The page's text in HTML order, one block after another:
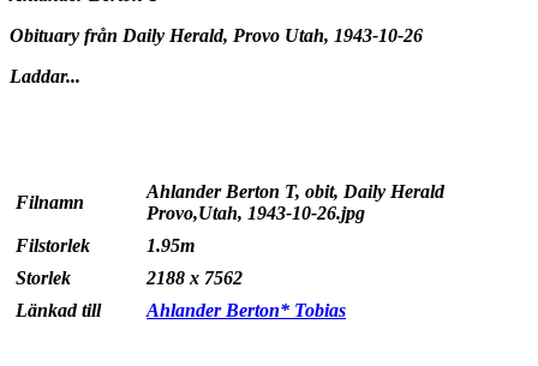
Obituary från Daily Herald, Provo Utah, 1943-10-26
Laddar...
Filnamn
Ahlander Berton T, obit, Daily Herald
Provo,Utah, 1943-10-26.jpg
Filstorlek
1.95m
Storlek
2188 x 7562
Länkad till
Ahlander Berton* Tobias